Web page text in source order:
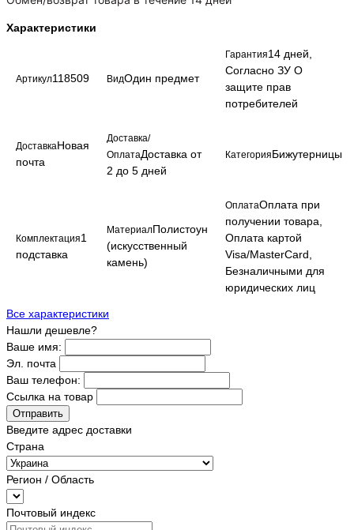
Характеристики
Артикул118509 ВидОдин предмет
Гарантия14 дней,
Согласно ЗУ О
защите прав
потребителей
ДоставкаНовая
почта
Доставка/
ОплатаДоставка от
2 до 5 дней
КатегорияБижутерницы
Комплектация1
подставка
МатериалПолистоун
(искусственный
камень)
ОплатаОплата при
получении товара,
Оплата картой
Visa/MasterCard,
Безналичными для
юридических лиц
Все характеристики
Нашли дешевле?
Ваше имя:
Эл. почта
Ваш телефон:
Ссылка на товар
Отправить
Введите адрес доставки
Страна
Регион / Область
Почтовый индекс